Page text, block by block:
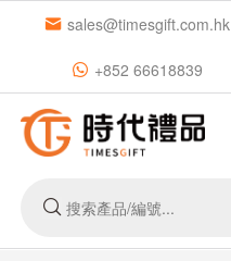
sales@timesgift.com.hk
+852 66618839